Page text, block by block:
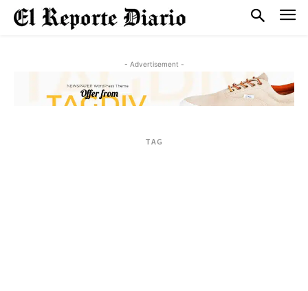
- Advertisement -
TAG